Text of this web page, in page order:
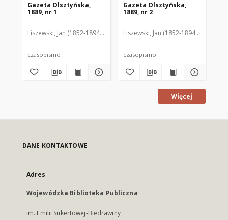
Gazeta Olsztyńska,
1889, nr 1
Liszewski, Jan (1852-1894). Red.
czasopismo
Gazeta Olsztyńska,
1889, nr 2
Liszewski, Jan (1852-1894). Red.
czasopismo
Więcej
DANE KONTAKTOWE
Adres
Wojewódzka Biblioteka Publiczna
im. Emilii Sukertowej-Biedrawiny